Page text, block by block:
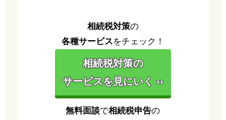
相続税対策の
各種サービスをチェック！
相続税対策の
サービスを見にいく ››
無料面談で相続税申告の